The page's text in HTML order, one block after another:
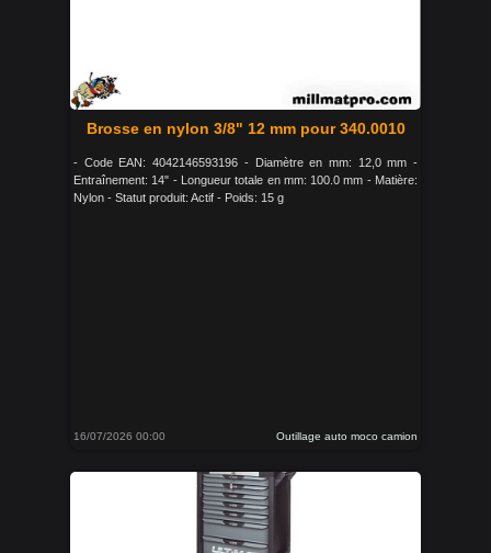
Brosse en nylon 3/8" 12 mm pour 340.0010
- Code EAN: 4042146593196 - Diamètre en mm: 12,0 mm -
Entraînement: 14" - Longueur totale en mm: 100.0 mm - Matière:
Nylon - Statut produit: Actif - Poids: 15 g
16/07/2026 00:00 Outillage auto moco camion